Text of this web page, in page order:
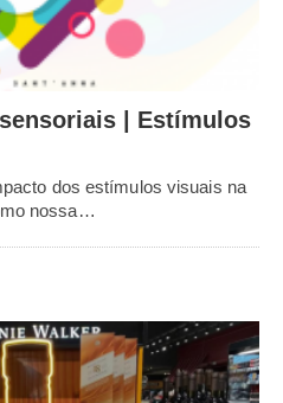
| Estímulos
dos estímulos visuais na
nossa…